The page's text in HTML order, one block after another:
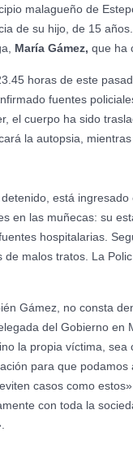
malagueño de
de su hijo, de 15
María Gámez, que ha
horas de este
fuentes
el cuerpo ha sido
la autopsia,
está
en las muñecas: su
hospitalarias.
malos tratos. La
Gámez, no consta
del Gobierno en
la propia víctima, sea
para que podamos
casos como
con toda la